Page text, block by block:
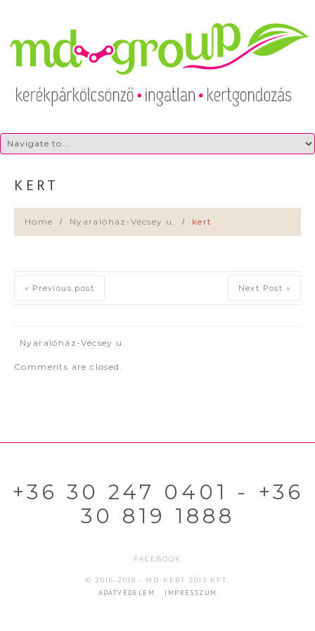
KERT
Home Nyaralóház-Vécsey u. kert
« Previous post Next Post »
Nyaralóház-Vécsey u.
Comments are closed.
+36 30 247 0401 - +36
30 819 1888
FACEBOOK
© 2016-2018 - MD-KERT 2013 KFT.
ADATVÉDELEM IMPRESSZUM